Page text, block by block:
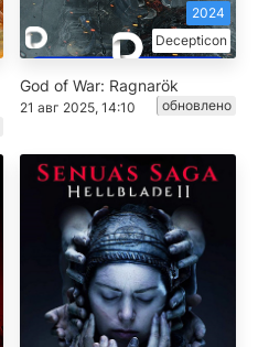
Decepticon
2024
God of War: Ragnarök
21 авг 2025, 14:10 обновлено